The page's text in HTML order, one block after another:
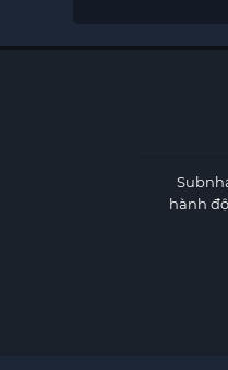
hành